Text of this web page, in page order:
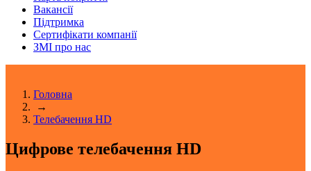
Вакансії
Підтримка
Сертифікати компанії
ЗМІ про нас
Головна
→
Телебачення HD
Цифрове телебачення HD